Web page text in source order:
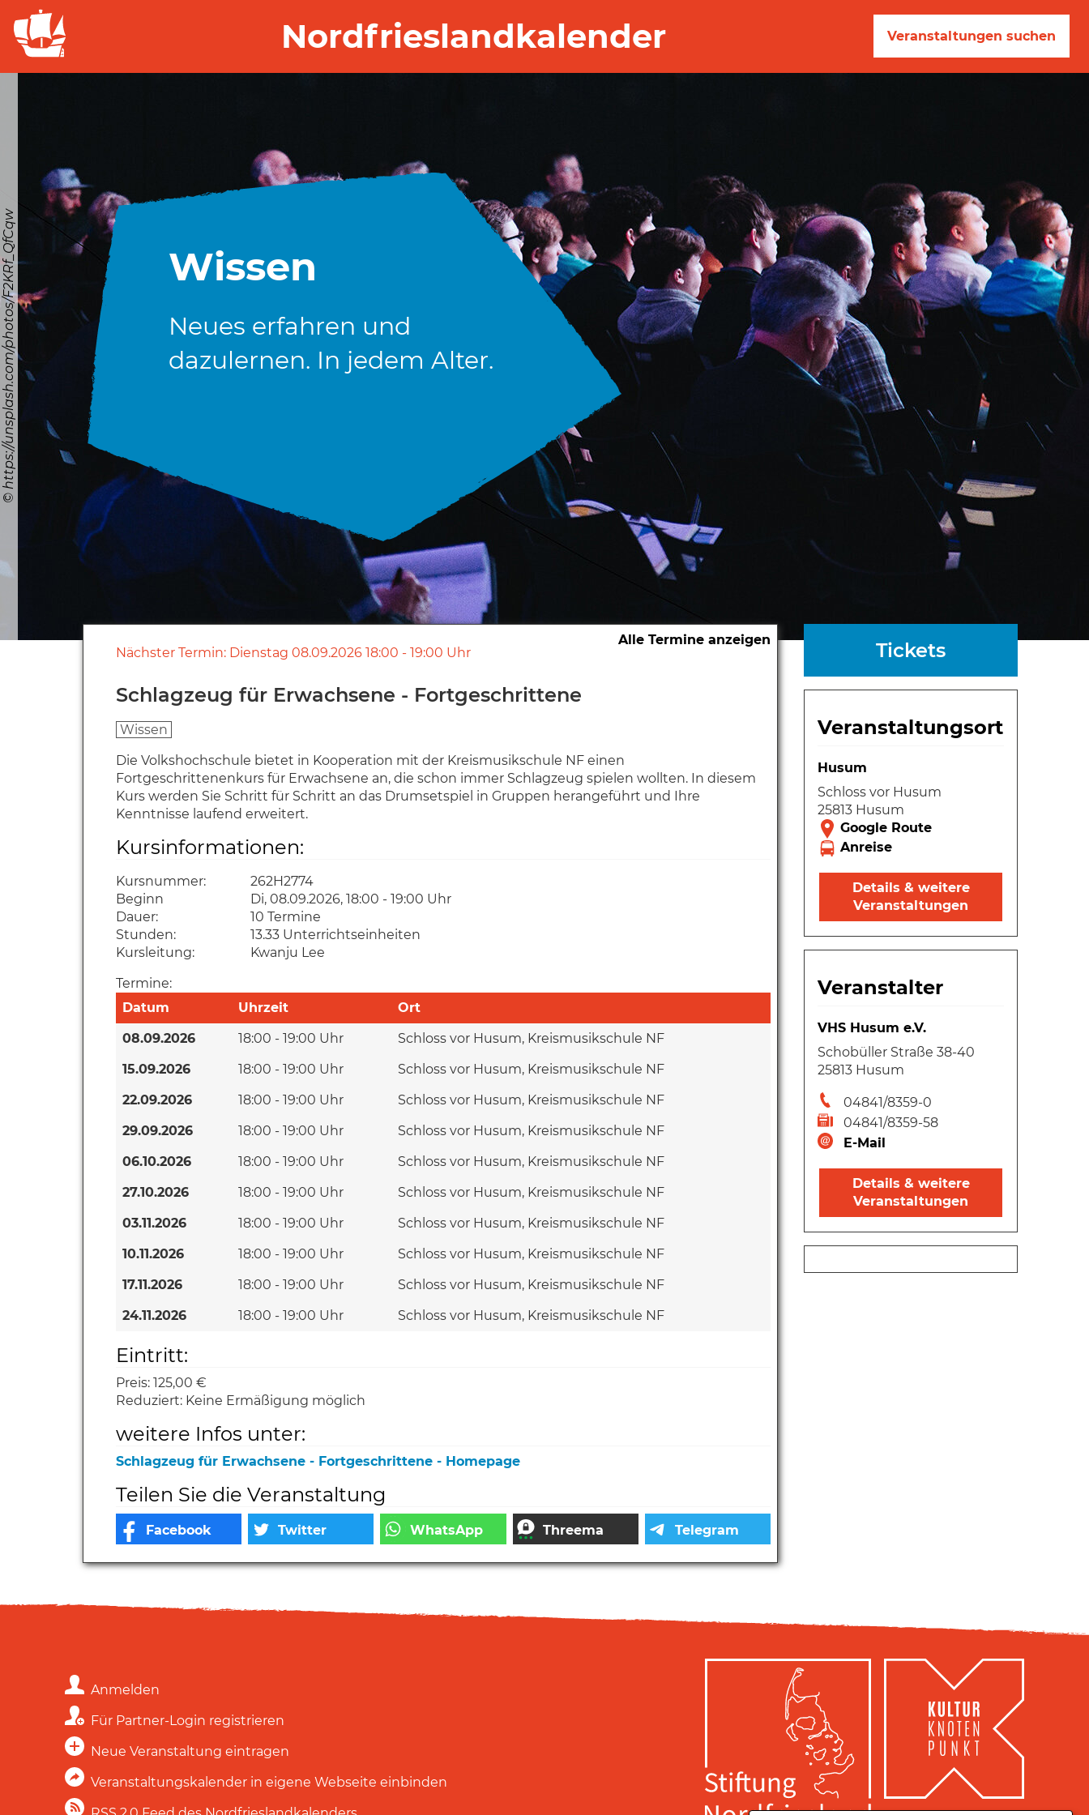
Nordfrieslandkalender Veranstaltungen suchen
Wissen
Neues erfahren und
dazulernen. In jedem Alter.
© https://unsplash.com/photos/F2KRf_QfCqw
Nächster Termin: Dienstag 08.09.2026 18:00 - 19:00 Uhr
Alle Termine anzeigen
Schlagzeug für Erwachsene - Fortgeschrittene
Wissen
Die Volkshochschule bietet in Kooperation mit der Kreismusikschule NF einen
Fortgeschrittenenkurs für Erwachsene an, die schon immer Schlagzeug spielen wollten. In diesem
Kurs werden Sie Schritt für Schritt an das Drumsetspiel in Gruppen herangeführt und Ihre
Kenntnisse laufend erweitert.
Kursinformationen:
Kursnummer:
262H2774
Beginn
Di, 08.09.2026, 18:00 - 19:00 Uhr
Dauer:
10 Termine
Stunden:
13.33 Unterrichtseinheiten
Kursleitung:
Kwanju Lee
Termine:
Datum
Uhrzeit
Ort
08.09.2026
18:00 - 19:00 Uhr
Schloss vor Husum, Kreismusikschule NF
15.09.2026
18:00 - 19:00 Uhr
Schloss vor Husum, Kreismusikschule NF
22.09.2026
18:00 - 19:00 Uhr
Schloss vor Husum, Kreismusikschule NF
29.09.2026
18:00 - 19:00 Uhr
Schloss vor Husum, Kreismusikschule NF
06.10.2026
18:00 - 19:00 Uhr
Schloss vor Husum, Kreismusikschule NF
27.10.2026
18:00 - 19:00 Uhr
Schloss vor Husum, Kreismusikschule NF
03.11.2026
18:00 - 19:00 Uhr
Schloss vor Husum, Kreismusikschule NF
10.11.2026
18:00 - 19:00 Uhr
Schloss vor Husum, Kreismusikschule NF
17.11.2026
18:00 - 19:00 Uhr
Schloss vor Husum, Kreismusikschule NF
24.11.2026
18:00 - 19:00 Uhr Schloss vor Husum, Kreismusikschule NF
Eintritt:
Preis: 125,00 €
Reduziert: Keine Ermäßigung möglich
weitere Infos unter:
Schlagzeug für Erwachsene - Fortgeschrittene - Homepage
Teilen Sie die Veranstaltung
Tickets
Veranstaltungsort
Husum
Schloss vor Husum
25813 Husum
Details & weitere
Veranstaltungen
Veranstalter
VHS Husum e.V.
Schobüller Straße 38-40
25813 Husum
04841/8359-0
04841/8359-58
E-Mail
Details & weitere
Veranstaltungen
Anmelden
Für Partner-Login registrieren
Neue Veranstaltung eintragen
Veranstaltungskalender in eigene Webseite einbinden